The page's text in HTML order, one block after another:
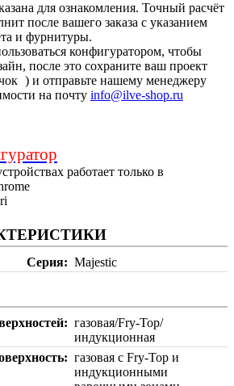
для ознакомления. Точный расчёт
после вашего заказа с указанием
и фурнитуры.
конфигуратором, чтобы
после это сохраните ваш проект
) и отправьте нашему менеджеру
на почту info@ilve-shop.ru
работает только в
Серия Majestic
газовая/Fry-Top/
индукционная
газовая с Fry-Top и
индукционными